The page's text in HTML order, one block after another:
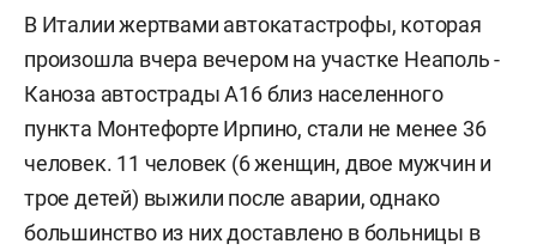
В Италии жертвами автокатастрофы, которая
произошла вчера вечером на участке Неаполь -
Каноза автострады А16 близ населенного
пункта Монтефорте Ирпино, стали не менее 36
человек. 11 человек (6 женщин, двое мужчин и
трое детей) выжили после аварии, однако
большинство из них доставлено в больницы в